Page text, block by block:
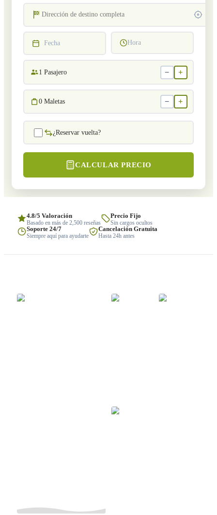
Fecha Hora
1 Pasajero − +
0 Maletas − +
¿Reservar vuelta?
CALCULAR PRECIO
4.8/5 Valoración
Basado en más de 2,500 reseñas
Precio Fijo
Sin cargos ocultos
Soporte 24/7
Siempre aquí para ayudarte
Cancelación Gratuita
Hasta 24h antes